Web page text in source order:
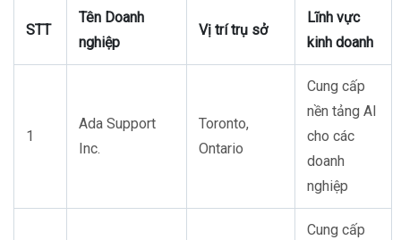
STT
Tên Doanh
nghiệp
Vị trí trụ sở
Lĩnh vực
kinh doanh
1
Ada Support
Inc.
Toronto,
Ontario
Cung cấp
nền tảng AI
cho các
doanh
nghiệp
Cung cấp